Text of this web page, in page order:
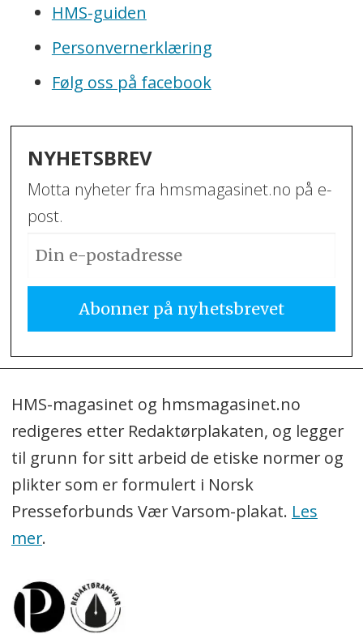
HMS-guiden
Personvernerklæring
Følg oss på facebook
NYHETSBREV
Motta nyheter fra hmsmagasinet.no på e-
post.
HMS-magasinet og hmsmagasinet.no
redigeres etter Redaktørplakaten, og legger
til grunn for sitt arbeid de etiske normer og
plikter som er formulert i Norsk
Presseforbunds Vær Varsom-plakat. Les
mer.